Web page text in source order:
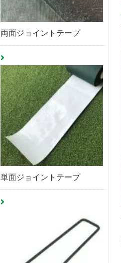
両面ジョイントテープ
単面ジョイントテープ